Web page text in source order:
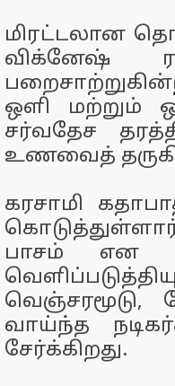
மிரட்டலான
விக்னேஷ்
ஒளி மற்றும்
சர்வதேச
உணவைத்
கரசாமி
பாசம் என
வெஞ்சரமூடு,
வாய்ந்த
சேர்க்கிறது.